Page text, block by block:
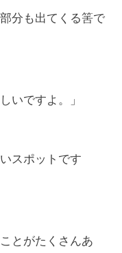
分も出てくる筈で
いですよ。」
スポットです
とがたくさんあ